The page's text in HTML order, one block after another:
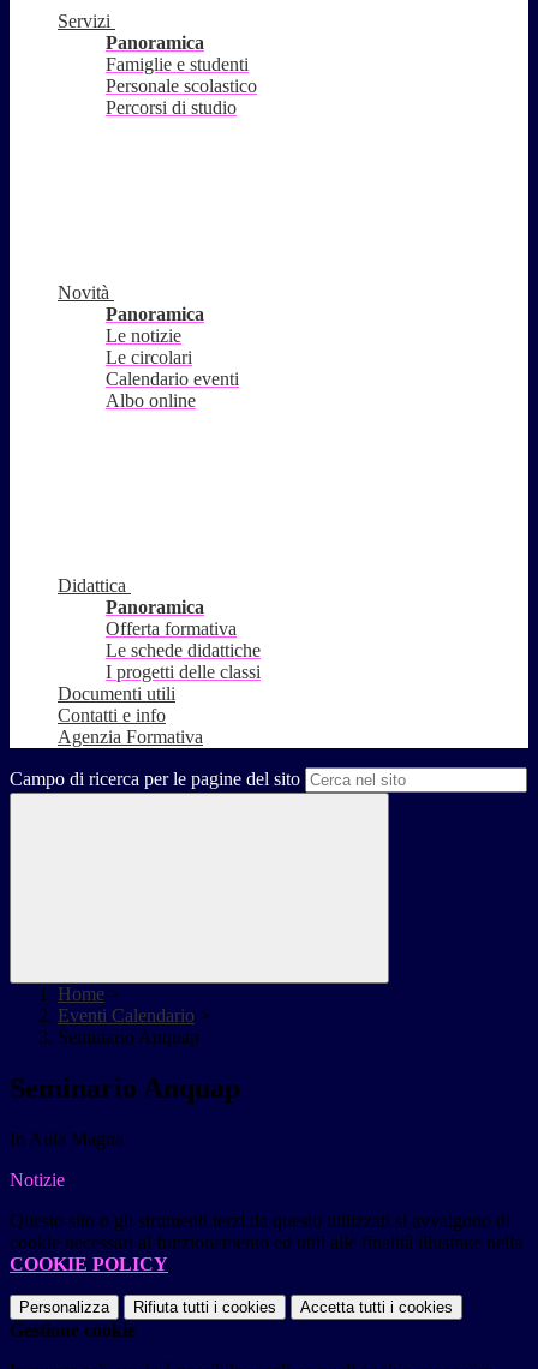
Servizi
Panoramica
Famiglie e studenti
Personale scolastico
Percorsi di studio
Novità
Panoramica
Le notizie
Le circolari
Calendario eventi
Albo online
Didattica
Panoramica
Offerta formativa
Le schede didattiche
I progetti delle classi
Documenti utili
Contatti e info
Agenzia Formativa
Campo di ricerca per le pagine del sito
Home >
Eventi Calendario >
Seminario Anquap
Seminario Anquap
In Aula Magna
Notizie
Questo sito o gli strumenti terzi da questo utilizzati si avvalgono di
cookie necessari al funzionamento ed utili alle finalità illustrate nella
COOKIE POLICY.
Personalizza Rifiuta tutti i cookies Accetta tutti i cookies
Gestione cookie